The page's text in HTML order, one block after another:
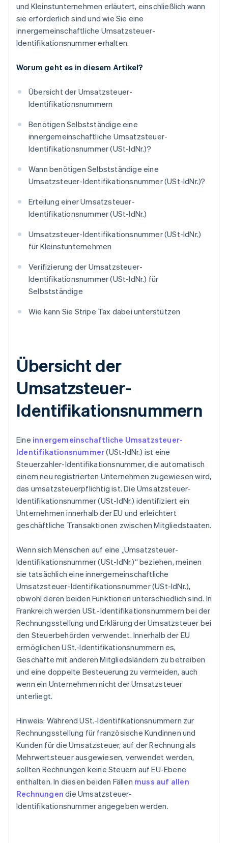
und Kleinstunternehmen erläutert, einschließlich wann
sie erforderlich sind und wie Sie eine
innergemeinschaftliche Umsatzsteuer-
Identifikationsnummer erhalten.
Worum geht es in diesem Artikel?
Übersicht der Umsatzsteuer-
Identifikationsnummern
Benötigen Selbstständige eine
innergemeinschaftliche Umsatzsteuer-
Identifikationsnummer (USt-IdNr.)?
Wann benötigen Selbstständige eine
Umsatzsteuer-Identifikationsnummer (USt-IdNr.)?
Erteilung einer Umsatzsteuer-
Identifikationsnummer (USt-IdNr.)
Umsatzsteuer-Identifikationsnummer (USt-IdNr.)
für Kleinstunternehmen
Verifizierung der Umsatzsteuer-
Identifikationsnummer (USt-IdNr.) für
Selbstständige
Wie kann Sie Stripe Tax dabei unterstützen
Übersicht der
Umsatzsteuer-
Identifikationsnummern
Eine innergemeinschaftliche Umsatzsteuer-
Identifikationsnummer(USt-IdNr.) ist eine
Steuerzahler-Identifikationsnummer, die automatisch
einem neu registrierten Unternehmen zugewiesen wird,
das umsatzsteuerpflichtig ist. Die Umsatzsteuer-
Identifikationsnummer (USt-IdNr.) identifiziert ein
Unternehmen innerhalb der EU und erleichtert
geschäftliche Transaktionen zwischen Mitgliedstaaten.
Wenn sich Menschen auf eine „Umsatzsteuer-
Identifikationsnummer (USt-IdNr.)“ beziehen, meinen
sie tatsächlich eine innergemeinschaftliche
Umsatzsteuer-Identifikationsnummer (USt-IdNr.),
obwohl deren beiden Funktionen unterschiedlich sind. In
Frankreich werden USt.-Identifikationsnummern bei der
Rechnungsstellung und Erklärung der Umsatzsteuer bei
den Steuerbehörden verwendet. Innerhalb der EU
ermöglichen USt.-Identifikationsnummern es,
Geschäfte mit anderen Mitgliedsländern zu betreiben
und eine doppelte Besteuerung zu vermeiden, auch
wenn ein Unternehmen nicht der Umsatzsteuer
unterliegt.
Hinweis: Während USt.-Identifikationsnummern zur
Rechnungsstellung für französische Kundinnen und
Kunden für die Umsatzsteuer, auf der Rechnung als
Mehrwertsteuer ausgewiesen, verwendet werden,
sollten Rechnungen keine Steuern auf EU-Ebene
enthalten. In diesen beiden Fällen muss auf allen
Rechnungen die Umsatzsteuer-
Identifikationsnummer angegeben werden.